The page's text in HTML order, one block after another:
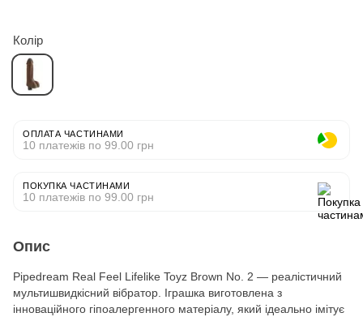
Колір
ОПЛАТА ЧАСТИНАМИ
10 платежів по 99.00 грн
ПОКУПКА ЧАСТИНАМИ
10 платежів по 99.00 грн
Опис
Pipedream Real Feel Lifelike Toyz Brown No. 2 ― реалістичний
мультишвидкісний вібратор. Іграшка виготовлена з
інноваційного гіпоалергенного матеріалу, який ідеально імітує